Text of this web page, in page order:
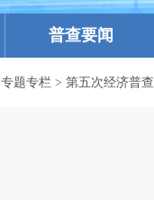
普查要闻
专题专栏 > 第五次经济普查